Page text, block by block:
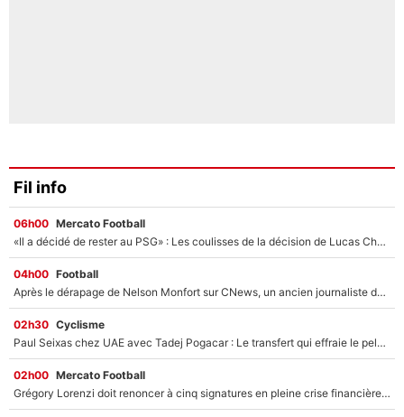
Fil info
06h00 Mercato Football
«Il a décidé de rester au PSG» : Les coulisses de la décision de Lucas Chevalier pour son transfert
04h00 Football
Après le dérapage de Nelson Monfort sur CNews, un ancien journaliste de France Télévisions relance la polémique sur les incendies en Gironde
02h30 Cyclisme
Paul Seixas chez UAE avec Tadej Pogacar : Le transfert qui effraie le peloton, «c’est la pire des choses qui puisse arriver»
02h00 Mercato Football
Grégory Lorenzi doit renoncer à cinq signatures en pleine crise financière : L’IA propose sept noms à l’OM pour un mercato réussi... à seulement 5M€ !